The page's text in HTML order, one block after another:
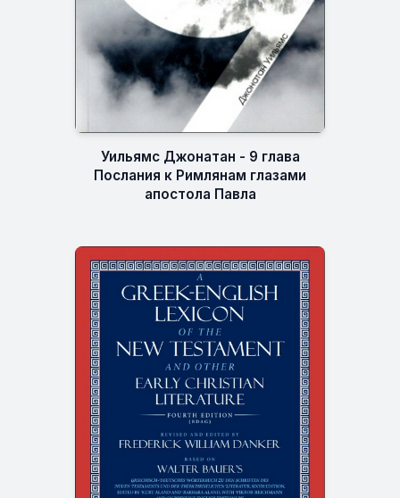
Уильямс Джонатан - 9 глава
Послания к Римлянам глазами
апостола Павла